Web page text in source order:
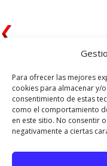
Para ofrecer las mejores
cookies para almacenar y/
consentimiento de estas
como el comportamiento
en este sitio. No consentir
negativamente a ciertas